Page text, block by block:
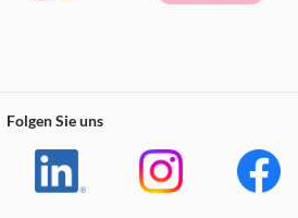
Folgen Sie uns